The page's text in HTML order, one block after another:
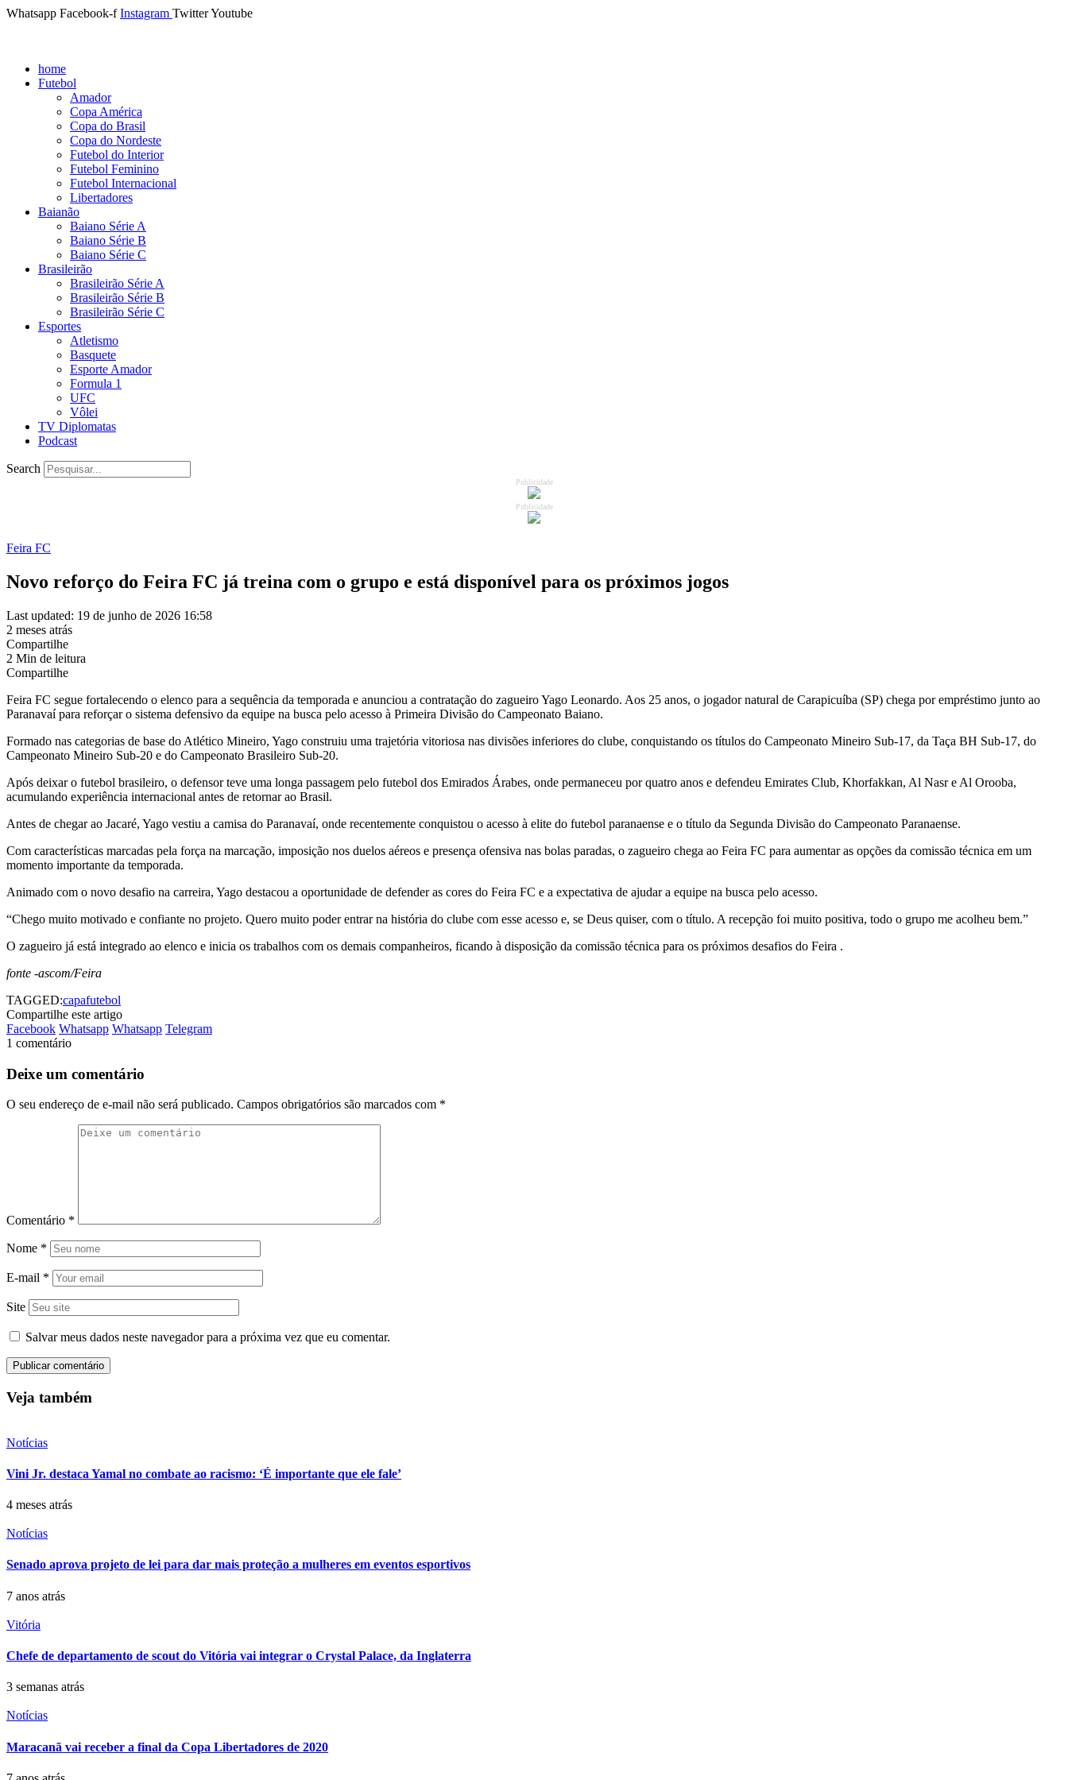
Whatsapp Facebook-f Instagram TwitterYoutube
home
Futebol
Amador
Copa América
Copa do Brasil
Copa do Nordeste
Futebol do Interior
Futebol Feminino
Futebol Internacional
Libertadores
Baianão
Baiano Série A
Baiano Série B
Baiano Série C
Brasileirão
Brasileirão Série A
Brasileirão Série B
Brasileirão Série C
Esportes
Atletismo
Basquete
Esporte Amador
Formula 1
UFC
Vôlei
TV Diplomatas
Podcast
Search
Publicidade
Publicidade
Feira FC
Novo reforço do Feira FC já treina com o grupo e está disponível para os próximos jogos
Last updated: 19 de junho de 2026 16:58
2 meses atrás
Compartilhe
2 Min de leitura
Compartilhe
Feira FC segue fortalecendo o elenco para a sequência da temporada e anunciou a contratação do zagueiro Yago Leonardo. Aos 25 anos, o jogador natural de Carapicuíba (SP) chega por empréstimo junto ao
Paranavaí para reforçar o sistema defensivo da equipe na busca pelo acesso à Primeira Divisão do Campeonato Baiano.
Formado nas categorias de base do Atlético Mineiro, Yago construiu uma trajetória vitoriosa nas divisões inferiores do clube, conquistando os títulos do Campeonato Mineiro Sub-17, da Taça BH Sub-17, do
Campeonato Mineiro Sub-20 e do Campeonato Brasileiro Sub-20.
Após deixar o futebol brasileiro, o defensor teve uma longa passagem pelo futebol dos Emirados Árabes, onde permaneceu por quatro anos e defendeu Emirates Club, Khorfakkan, Al Nasr e Al Orooba,
acumulando experiência internacional antes de retornar ao Brasil.
Antes de chegar ao Jacaré, Yago vestiu a camisa do Paranavaí, onde recentemente conquistou o acesso à elite do futebol paranaense e o título da Segunda Divisão do Campeonato Paranaense.
Com características marcadas pela força na marcação, imposição nos duelos aéreos e presença ofensiva nas bolas paradas, o zagueiro chega ao Feira FC para aumentar as opções da comissão técnica em um
momento importante da temporada.
Animado com o novo desafio na carreira, Yago destacou a oportunidade de defender as cores do Feira FC e a expectativa de ajudar a equipe na busca pelo acesso.
“Chego muito motivado e confiante no projeto. Quero muito poder entrar na história do clube com esse acesso e, se Deus quiser, com o título. A recepção foi muito positiva, todo o grupo me acolheu bem.”
O zagueiro já está integrado ao elenco e inicia os trabalhos com os demais companheiros, ficando à disposição da comissão técnica para os próximos desafios do Feira .
fonte -ascom/Feira
TAGGED:capafutebol
Compartilhe este artigo
Facebook Whatsapp Whatsapp Telegram
1 comentário
Deixe um comentário
O seu endereço de e-mail não será publicado. Campos obrigatórios são marcados com *
Comentário *
Nome *
E-mail *
Site
Salvar meus dados neste navegador para a próxima vez que eu comentar.
Veja também
Notícias
Vini Jr. destaca Yamal no combate ao racismo: ‘É importante que ele fale’
4 meses atrás
Notícias
Senado aprova projeto de lei para dar mais proteção a mulheres em eventos esportivos
7 anos atrás
Vitória
Chefe de departamento de scout do Vitória vai integrar o Crystal Palace, da Inglaterra
3 semanas atrás
Notícias
Maracanã vai receber a final da Copa Libertadores de 2020